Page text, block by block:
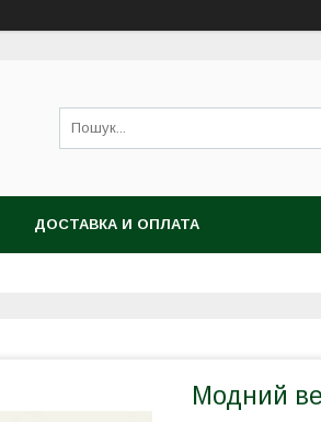
ДОСТАВКА И ОПЛАТА
Модний